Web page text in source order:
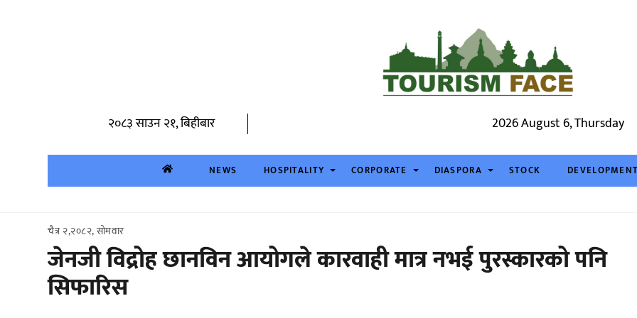
२०८३ साउन २१, बिहीबार 2026 August 6, Thursday
NEWS HOSPITALITY CORPORATE DIASPORA STOCK DEVELOPMENT
चैत्र २,२०८२, सोमवार
जेनजी विद्रोह छानविन आयोगले कारवाही मात्र नभई पुरस्कारको पनि
सिफारिस